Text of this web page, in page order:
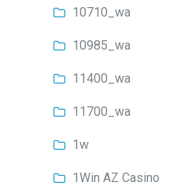
10710_wa
10985_wa
11400_wa
11700_wa
1w
1Win AZ Casino